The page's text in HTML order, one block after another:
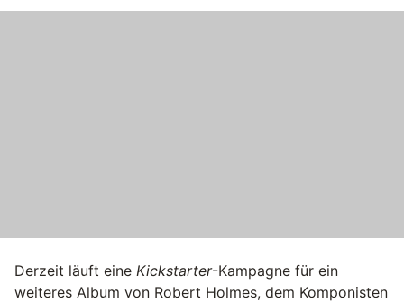
Derzeit läuft eine Kickstarter-Kampagne für ein
weiteres Album von Robert Holmes, dem Komponisten